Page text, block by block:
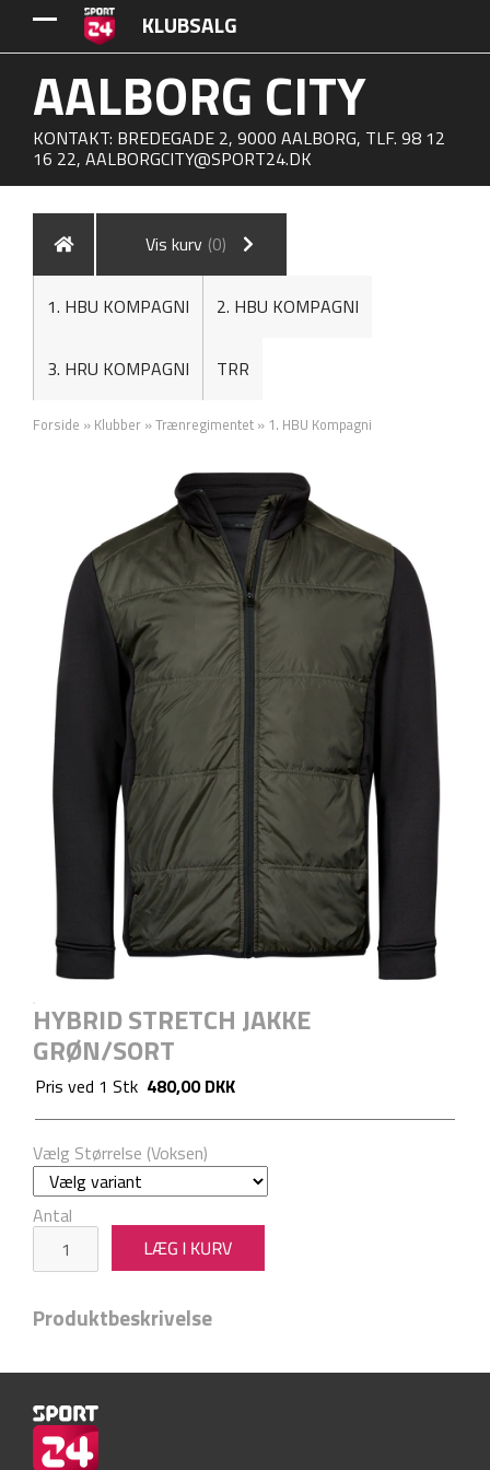
KLUBSALG
AALBORG CITY
KONTAKT: BREDEGADE 2, 9000 AALBORG, TLF. 98 12
16 22, AALBORGCITY@SPORT24.DK
Vis kurv (0)
1. HBU KOMPAGNI 2. HBU KOMPAGNI
3. HRU KOMPAGNI TRR
Forside » Klubber »Trænregimentet » 1. HBU Kompagni
HYBRID STRETCH JAKKE
GRØN/SORT
Pris ved 1 Stk 480,00 DKK
Vælg Størrelse (Voksen)
Antal
Produktbeskrivelse